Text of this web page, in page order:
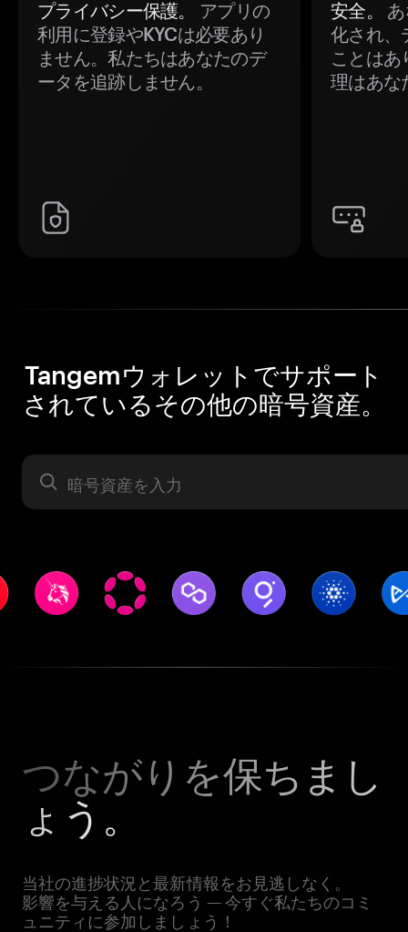
プライバシー保護。
アプリの
利用に登録やKYCは必要あり
ません。私たちはあなたのデ
ータを追跡しません。
安全。
化され、
ことはあ
理はあな
Tangemウォレットでサポート
されているその他の暗号資産。
暗号資産
つながりを保ちまし
ょう。
当社の進捗状況と最新情報をお見逃しなく。
影響を与える人になろう — 今すぐ私たちのコミ
ュニティに参加しましょう！